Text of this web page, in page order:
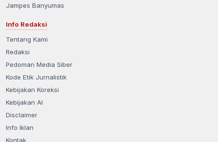
Jampes Banyumas
Info Redaksi
Tentang Kami
Redaksi
Pedoman Media Siber
Kode Etik Jurnalistik
Kebijakan Koreksi
Kebijakan AI
Disclaimer
Info Iklan
Kontak